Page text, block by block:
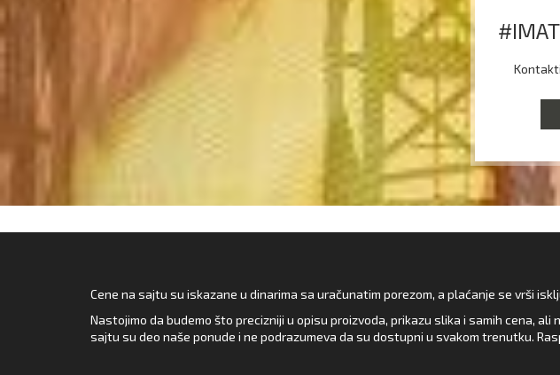
Cene na sajtu su iskazane u dinarima sa uračunatim porezom, a plaćanje se vrši
Nastojimo da budemo što precizniji u opisu proizvoda, prikazu slika i samih cena,
sajtu su deo naše ponude i ne podrazumeva da su dostupni u svakom trenutku.